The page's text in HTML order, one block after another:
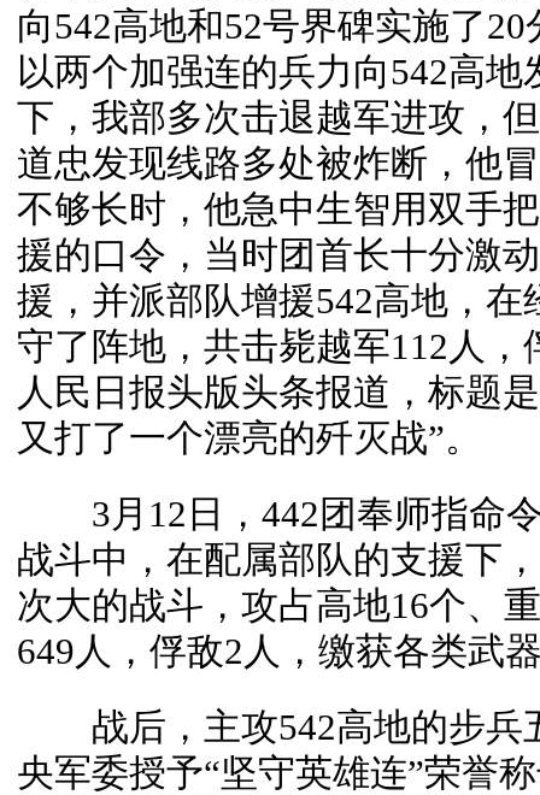
向542高地和52号界碑实施了
以两个加强连的兵力向542高
下，我部多次击退越军进攻，
道忠发现线路多处被炸断，他
不够长时，他急中生智用双手
援的口令，当时团首长十分激
援，并派部队增援542高地，
守了阵地，共击毙越军112人
人民日报头版头条报道，标题
又打了一个漂亮的歼灭战”。
3月12日，442团奉师指命令
战斗中，在配属部队的支援下
次大的战斗，攻占高地16个、
649人，俘敌2人，缴获各类武
战后，主攻542高地的步兵
央军委授予“坚守英雄连”荣誉